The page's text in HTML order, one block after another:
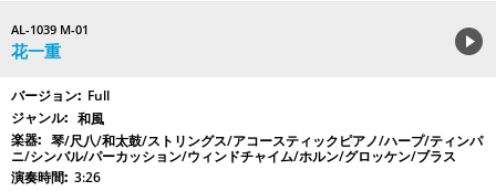
AL-1039 M-01
花一重
Full
和風
琴/尺八/和太鼓/ストリングス/アコースティックピアノ/ハープ/ティンパ
ニ/シンバル/パーカッション/ウィンドチャイム/ホルン/グロッケン/ブラス
3:26